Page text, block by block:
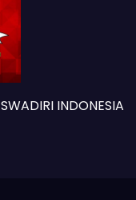
INDONESIA